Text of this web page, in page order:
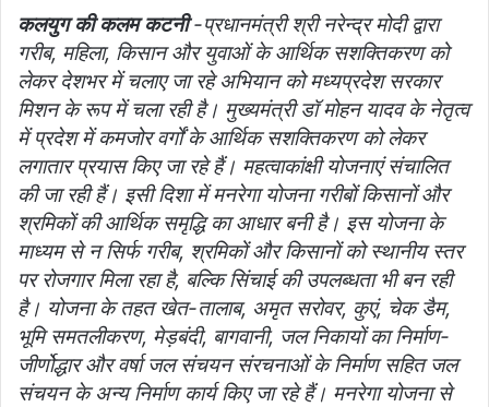
कलयुग की कलम कटनी-प्रधानमंत्री श्री नरेन्द्र मोदी द्वारा
गरीब, महिला, किसान और युवाओं के आर्थिक सशक्तिकरण को
लेकर देशभर में चलाए जा रहे अभियान को मध्यप्रदेश सरकार
मिशन के रूप में चला रही है। मुख्यमंत्री डॉ मोहन यादव के नेतृत्व
में प्रदेश में कमजोर वर्गों के आर्थिक सशक्तिकरण को लेकर
लगातार प्रयास किए जा रहे हैं। महत्वाकांक्षी योजनाएं संचालित
की जा रही हैं। इसी दिशा में मनरेगा योजना गरीबों किसानों और
श्रमिकों की आर्थिक समृद्धि का आधार बनी है। इस योजना के
माध्यम से न सिर्फ गरीब, श्रमिकों और किसानों को स्थानीय स्तर
पर रोजगार मिला रहा है, बल्कि सिंचाई की उपलब्धता भी बन रही
है। योजना के तहत खेत-तालाब, अमृत सरोवर, कुएं, चेक डैम,
भूमि समतलीकरण, मेड़बंदी, बागवानी, जल निकायों का निर्माण-
जीर्णोद्धार और वर्षा जल संचयन संरचनाओं के निर्माण सहित जल
संचयन के अन्य निर्माण कार्य किए जा रहे हैं। मनरेगा योजना से